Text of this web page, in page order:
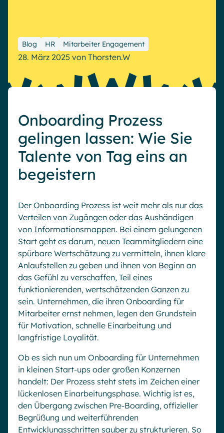
Blog HR Mitarbeiter Engagement
28. März 2025 von Thorsten.W
Onboarding Prozess
gelingen lassen: Wie Sie
Talente von Tag eins an
begeistern
Der Onboarding Prozess ist weit mehr als nur das
Verteilen von Zugängen oder das Aushändigen
von Informationsmappen. Bei einem gelungenen
Start geht es darum, neuen Teammitgliedern eine
spürbare Wertschätzung zu vermitteln, ihnen klare
Anlaufstellen zu geben und ihnen von Beginn an
das Gefühl zu verschaffen, Teil eines
funktionierenden, wertschätzenden Ganzen zu
sein. Unternehmen, die ihren Onboarding für
Mitarbeiter ernst nehmen, legen den Grundstein
für Motivation, schnelle Einarbeitung und
langfristige Loyalität.
Ob es sich nun um Onboarding für Unternehmen
in kleinen Start-ups oder großen Konzernen
handelt: Der Prozess steht stets im Zeichen einer
lückenlosen Einarbeitungsphase. Wichtig ist es,
den Übergang zwischen Pre-Boarding, offizieller
Begrüßung und weiterführenden
Entwicklungsschritten sauber zu strukturieren. So